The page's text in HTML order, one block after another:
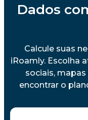
Dados
Calcule suas
iRoamly. Escolha
sociais,
encontrar o